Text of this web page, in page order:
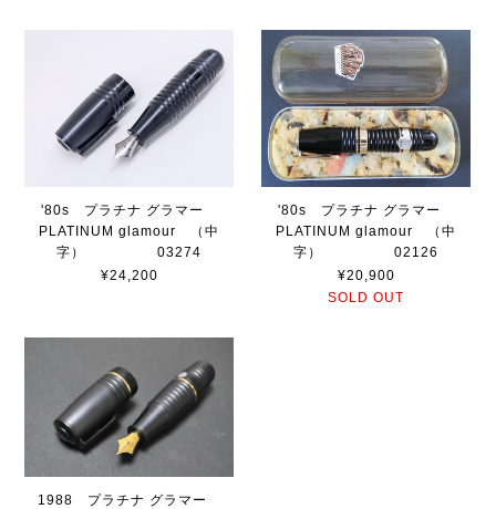
'80s プラチナ グラマー
PLATINUM glamour （中
字） 03274
¥24,200
'80s プラチナ グラマー
PLATINUM glamour （中
字） 02126
¥20,900
SOLD OUT
1988 プラチナ グラマー